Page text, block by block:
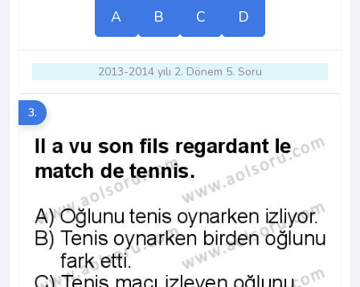
A B C D
2013-2014 yılı 2. Dönem 5. Soru
3.